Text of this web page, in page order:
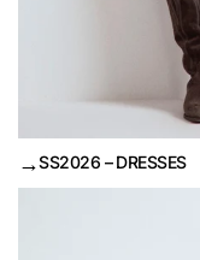
→SS2026 – DRESSES